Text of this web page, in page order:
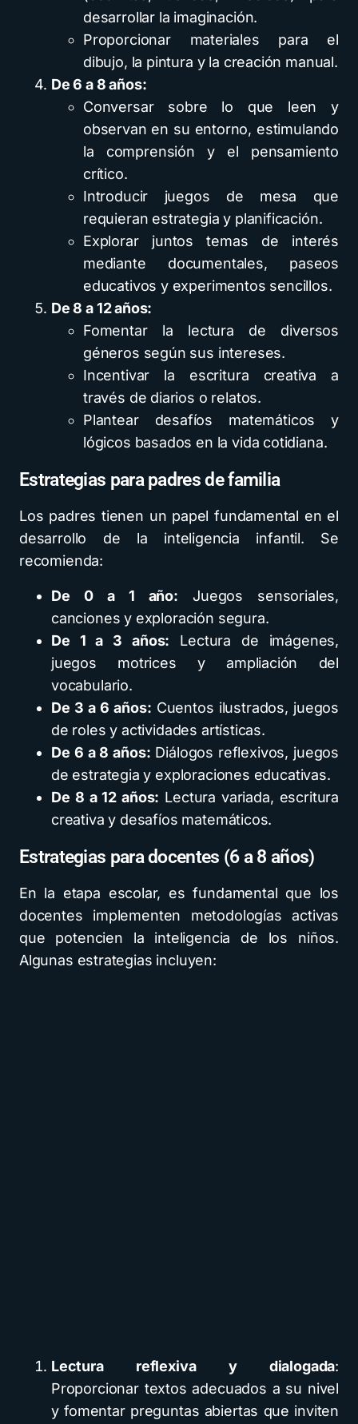
desarrollar la imaginación.
Proporcionar materiales para el
dibujo, la pintura y la creación manual.
De 6 a 8 años:
Conversar sobre lo que leen y
observan en su entorno, estimulando
la comprensión y el pensamiento
crítico.
Introducir juegos de mesa que
requieran estrategia y planificación.
Explorar juntos temas de interés
mediante documentales, paseos
educativos y experimentos sencillos.
De 8 a 12 años:
Fomentar la lectura de diversos
géneros según sus intereses.
Incentivar la escritura creativa a
través de diarios o relatos.
Plantear desafíos matemáticos y
lógicos basados en la vida cotidiana.
Estrategias para padres de familia
Los padres tienen un papel fundamental en el
desarrollo de la inteligencia infantil. Se
recomienda:
De 0 a 1 año: Juegos sensoriales,
canciones y exploración segura.
De 1 a 3 años: Lectura de imágenes,
juegos motrices y ampliación del
vocabulario.
De 3 a 6 años: Cuentos ilustrados, juegos
de roles y actividades artísticas.
De 6 a 8 años: Diálogos reflexivos, juegos
de estrategia y exploraciones educativas.
De 8 a 12 años: Lectura variada, escritura
creativa y desafíos matemáticos.
Estrategias para docentes (6 a 8 años)
En la etapa escolar, es fundamental que los
docentes implementen metodologías activas
que potencien la inteligencia de los niños.
Algunas estrategias incluyen:
Lectura reflexiva y dialogada:
Proporcionar textos adecuados a su nivel
y fomentar preguntas abiertas que inviten